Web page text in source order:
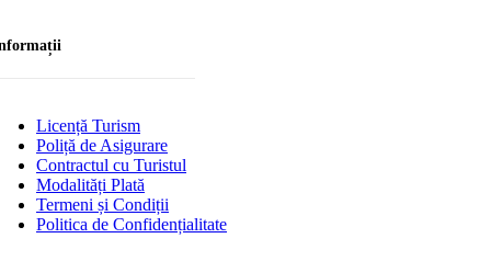
Licență Turism
Poliță de Asigurare
Contractul cu Turistul
Modalități Plată
Termeni și Condiții
Politica de Confidențialitate